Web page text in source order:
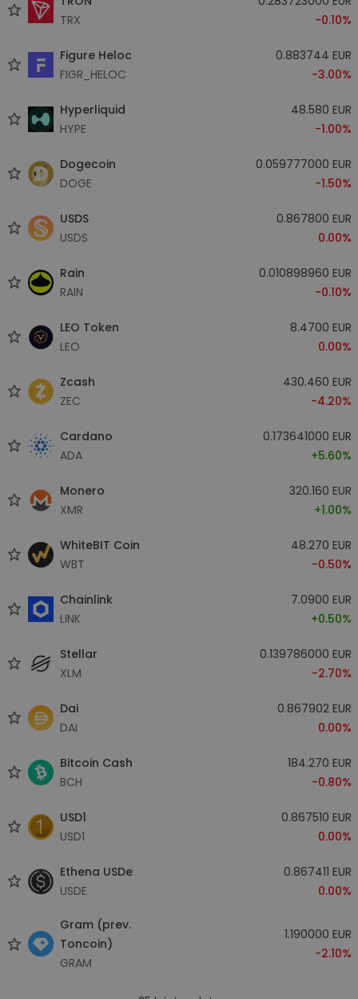
TRX
-0.10%
Figure Heloc
FIGR_HELOC
0.883744 EUR
-3.00%
Hyperliquid
HYPE
48.580 EUR
-1.00%
Dogecoin
DOGE
0.059777000 EUR
-1.50%
USDS
USDS
0.867800 EUR
0.00%
Rain
RAIN
0.010898960 EUR
-0.10%
LEO Token
LEO
8.4700 EUR
0.00%
Zcash
ZEC
430.460 EUR
-4.20%
Cardano
ADA
0.173641000 EUR
+5.60%
Monero
XMR
320.160 EUR
+1.00%
WhiteBIT Coin
WBT
48.270 EUR
-0.50%
Chainlink
LINK
7.0900 EUR
+0.50%
Stellar
XLM
0.139786000 EUR
-2.70%
Dai
DAI
0.867902 EUR
0.00%
Bitcoin Cash
BCH
184.270 EUR
-0.80%
USD1
USD1
0.867510 EUR
0.00%
Ethena USDe
USDE
0.867411 EUR
0.00%
Gram (prev.
Toncoin)
GRAM
1.190000 EUR
-2.10%